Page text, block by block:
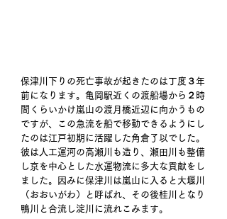
保津川下りの死亡事故が起きたのは丁度３年
前になります。亀岡駅近くの渡船場から２時
間くらいかけ嵐山の渡月橋近辺に向かうもの
ですが、この急流を船で移動できるようにし
たのは江戸初期に活躍した角倉了以でした。
彼は人工運河の高瀬川も造り、瀬田川も整備
し京を中心とした水運物流に多大な貢献をし
ました。因みに保津川は嵐山に入ると大堰川
（おおいがわ）と呼ばれ、その後桂川となり
鴨川と合流し淀川に流れこみます。